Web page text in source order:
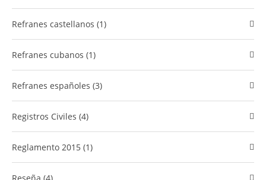
refranes castellanos (1)
refranes cubanos (1)
Refranes españoles (3)
Registros Civiles (4)
Reglamento 2015 (1)